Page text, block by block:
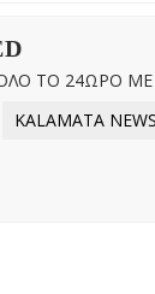
ΤΟ 24ΩΡΟ ΜΕ
KALAMATA NEWS